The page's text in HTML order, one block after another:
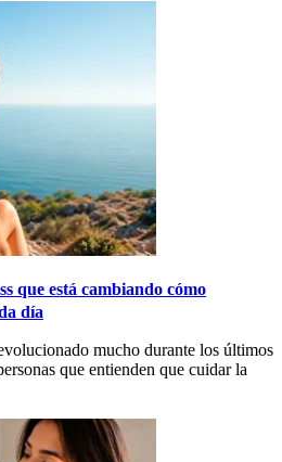
que está cambiando cómo
día
mucho durante los últimos
que entienden que cuidar la